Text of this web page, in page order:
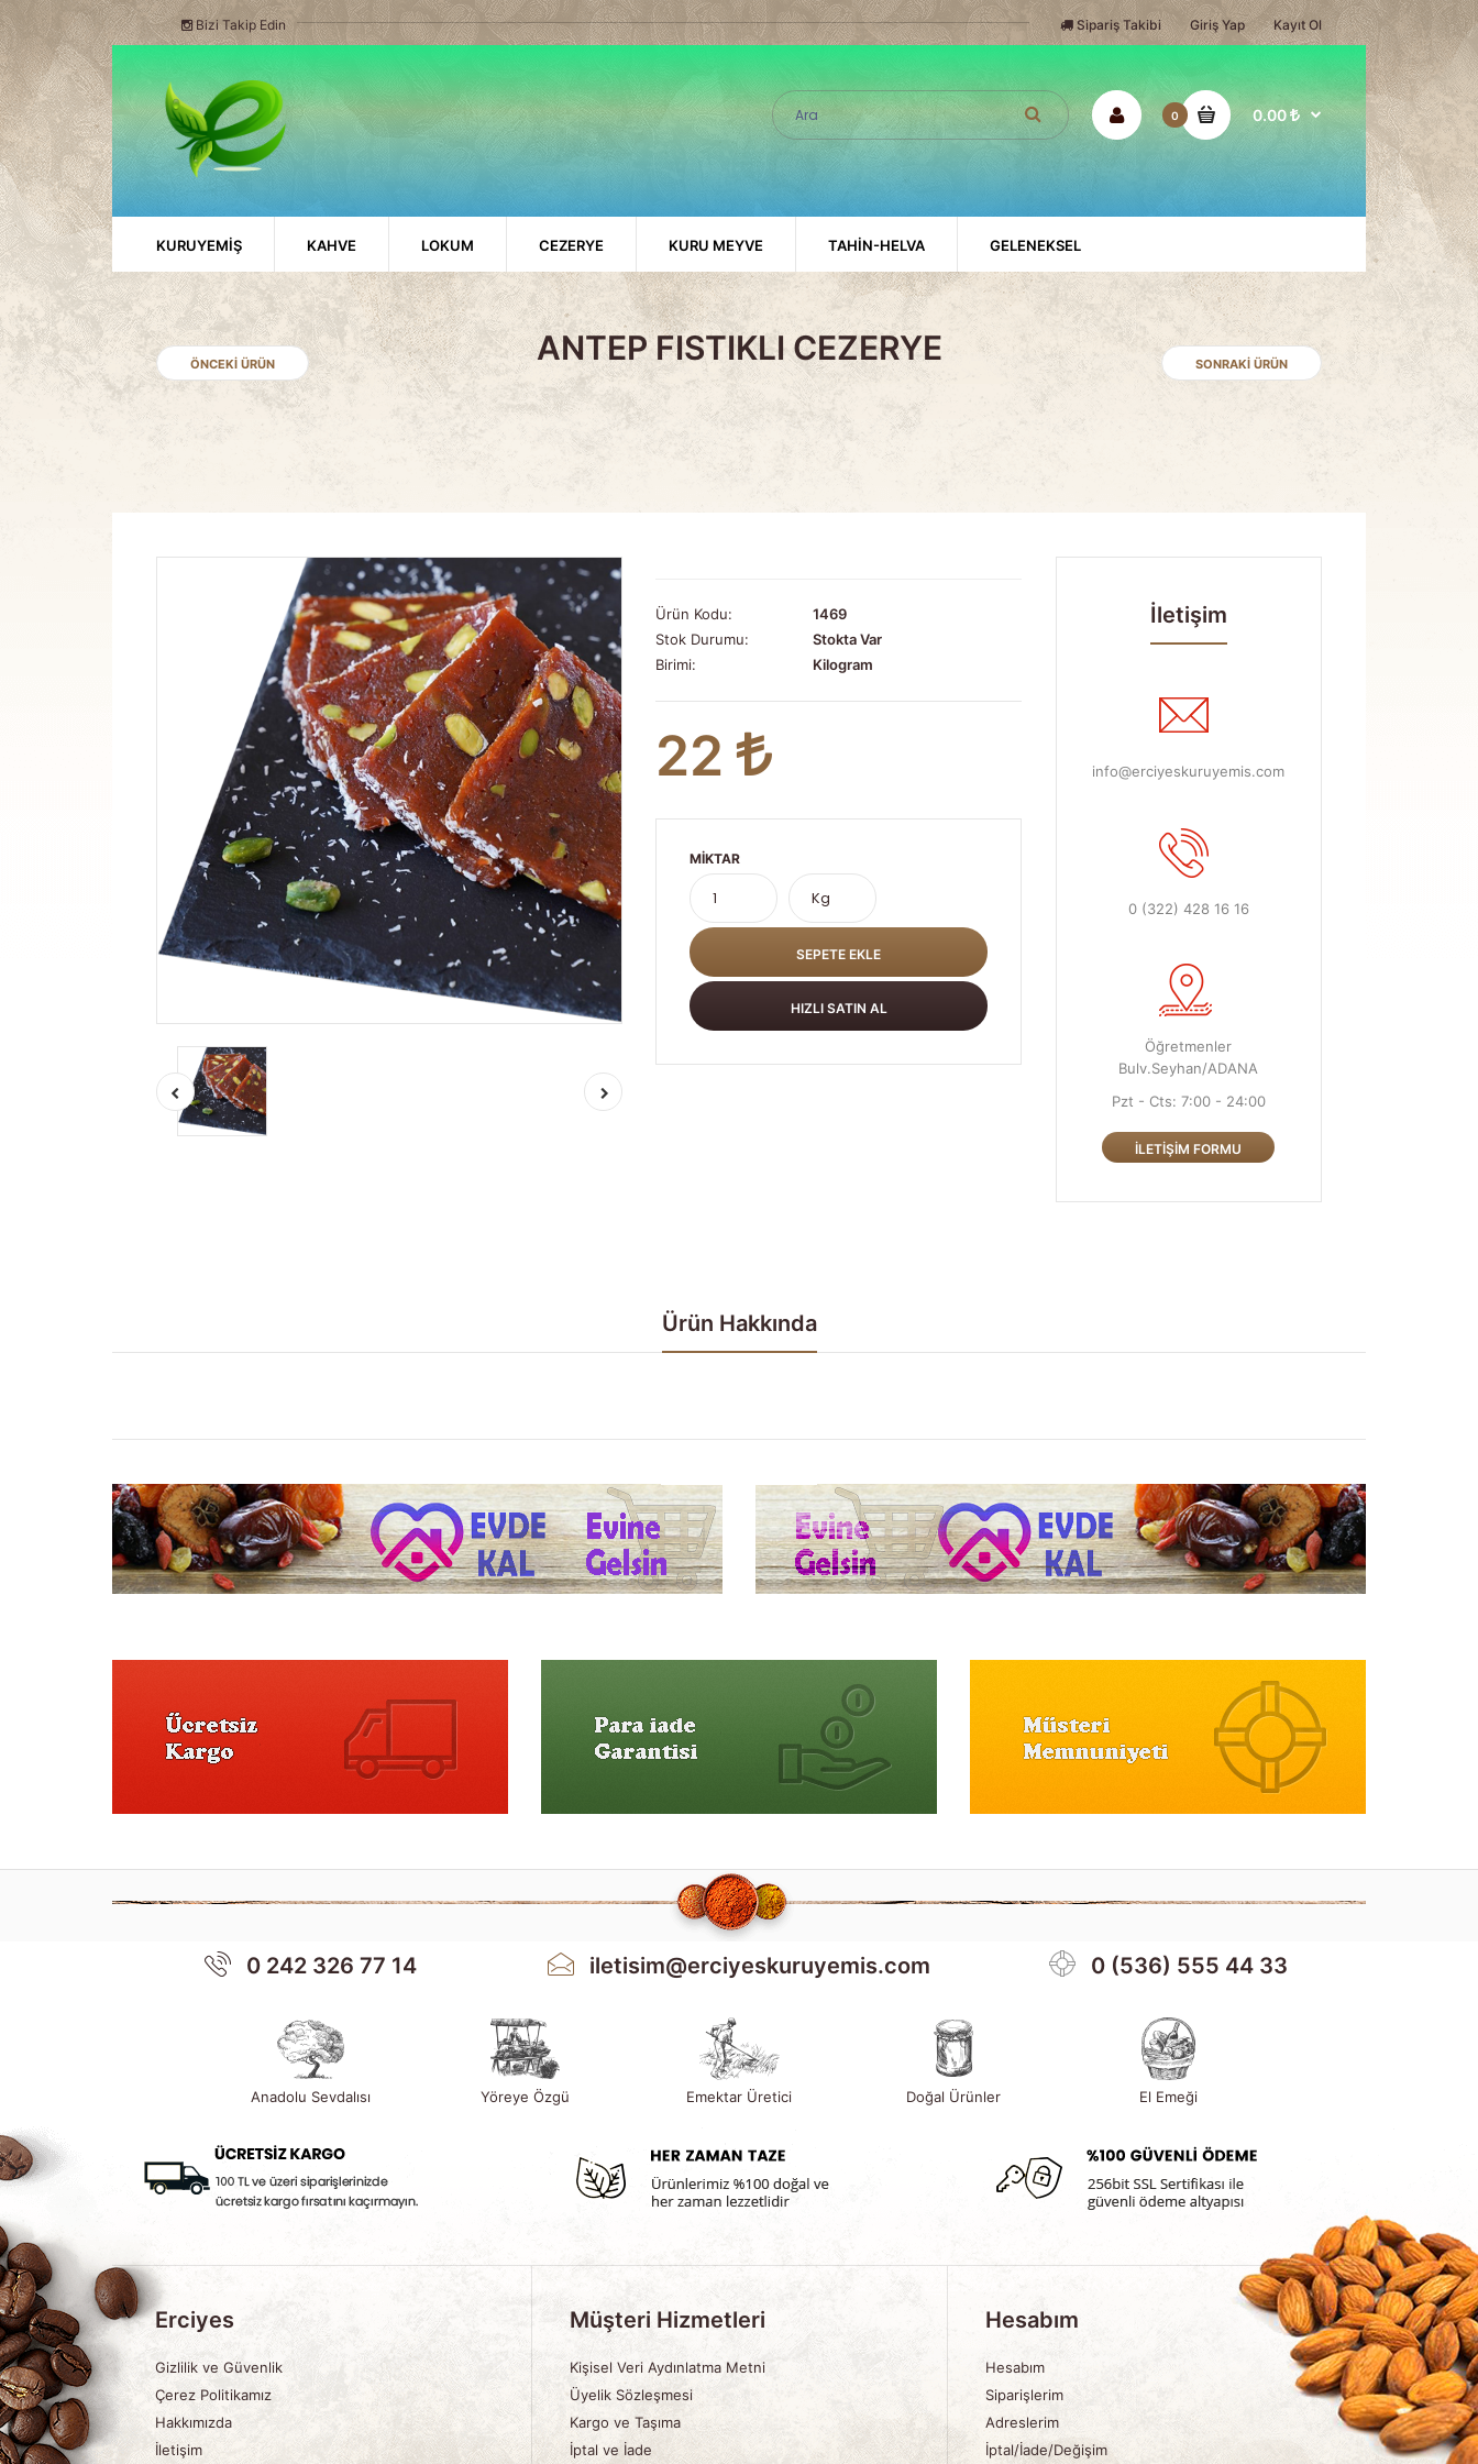
Bizi Takip Edin Sipariş Takibi Giriş Yap Kayıt Ol
0 0.00
KURUYEMİŞ KAHVE LOKUM CEZERYE KURU MEYVE TAHİN-HELVA GELENEKSEL
ÖNCEKI ÜRÜN ANTEP FISTIKLI CEZERYE SONRAKI ÜRÜN
Ürün Kodu:
1469
Stok Durumu:
Stokta Var
Birimi:
Kilogram
22
MIKTAR
İletişim
info@erciyeskuruyemis.com
0 (322) 428 16 16
Öğretmenler
Bulv.Seyhan/ADANA
Pzt - Cts: 7:00 - 24:00
İLETIŞIM FORMU
Ürün Hakkında
0 242 326 77 14 iletisim@erciyeskuruyemis.com 0 (536) 555 44 33
Anadolu Sevdalısı Yöreye Özgü Emektar Üretici Doğal Ürünler El Emeği
Erciyes
Gizlilik ve Güvenlik
Çerez Politikamız
Hakkımızda
İletişim
Müşteri Hizmetleri
Kişisel Veri Aydınlatma Metni
Üyelik Sözleşmesi
Kargo ve Taşıma
İptal ve İade
Hesabım
Hesabım
Siparişlerim
Adreslerim
İptal/İade/Değişim